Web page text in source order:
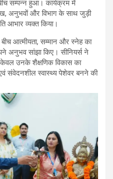
सम्पन्न हुआ। कार्यक्रम में
अनुभवों और विभाग के साथ जुड़ी
आभार व्यक्त किया।
बीच आत्मीयता, सम्मान और स्नेह का
अनुभव सांझा किए। सीनियर्स ने
केवल उनके शैक्षणिक विकास का
संवेदनशील स्वास्थ्य पेशेवर बनने की